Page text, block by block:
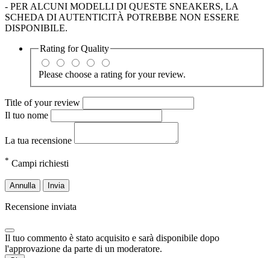
- PER ALCUNI MODELLI DI QUESTE SNEAKERS, LA
SCHEDA DI AUTENTICITÀ POTREBBE NON ESSERE
DISPONIBILE.
Rating forQuality
Please choose a rating for your review.
Title of your review
Il tuo nome
La tua recensione
* Campi richiesti
Annulla Invia
Recensione inviata
Il tuo commento è stato acquisito e sarà disponibile dopo
l'approvazione da parte di un moderatore.